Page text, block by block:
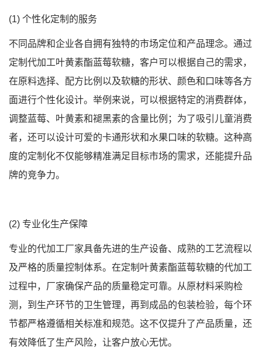
(1) 个性化定制的服务
不同品牌和企业各自拥有独特的市场定位和产品理念。通过
定制代加工叶黄素酯蓝莓软糖，客户可以根据自己的需求，
在原料选择、配方比例以及软糖的形状、颜色和口味等各方
面进行个性化设计。举例来说，可以根据特定的消费群体，
调整蓝莓、叶黄素和褪黑素的含量比例；为了吸引儿童消费
者，还可以设计可爱的卡通形状和水果口味的软糖。这种高
度的定制化不仅能够精准满足目标市场的需求，还能提升品
牌的竞争力。
(2) 专业化生产保障
专业的代加工厂家具备先进的生产设备、成熟的工艺流程以
及严格的质量控制体系。在定制叶黄素酯蓝莓软糖的代加工
过程中，厂家确保产品的质量稳定可靠。从原材料采购检
测，到生产环节的卫生管理，再到成品的包装检验，每个环
节都严格遵循相关标准和规范。这不仅提升了产品质量，还
有效降低了生产风险，让客户放心无忧。